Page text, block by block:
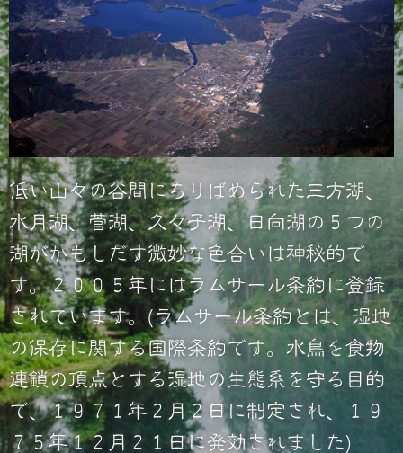
低い山々の谷間にちりばめられた三方湖、
水月湖、菅湖、久々子湖、日向湖の５つの
湖がかもしだす微妙な色合いは神秘的で
す。２００５年にはラムサール条約に登録
されています。(ラムサール条約とは、湿地
の保存に関する国際条約です。水鳥を食物
連鎖の頂点とする湿地の生態系を守る目的
で、１９７１年２月２日に制定され、１９
７５年１２月２１日に発効されました)